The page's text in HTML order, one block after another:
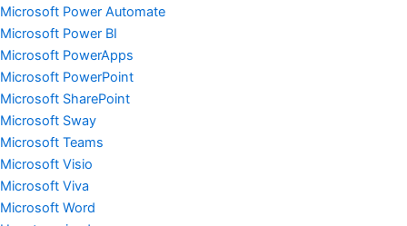
Microsoft Power Automate
Microsoft Power BI
Microsoft PowerApps
Microsoft PowerPoint
Microsoft SharePoint
Microsoft Sway
Microsoft Teams
Microsoft Visio
Microsoft Viva
Microsoft Word